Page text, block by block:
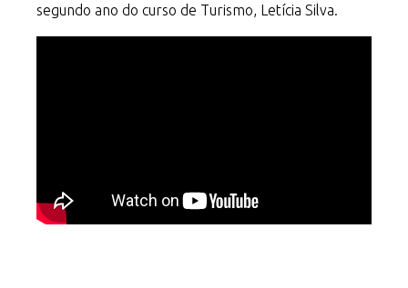
segundo ano do curso de Turismo, Letícia Silva.